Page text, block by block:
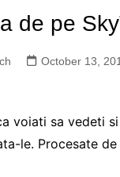
de pe
October 13,
voiati sa vedeti
le. Procesate de